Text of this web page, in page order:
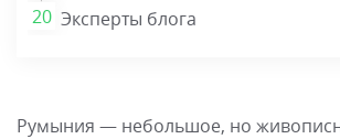
Эксперты блога
Румыния — небольшое, но